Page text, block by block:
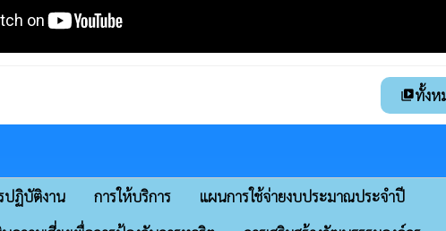
video_libraryทั้งห
ปฏิบัติงาน การให้บริการ
แผนการใช้จ่ายงบประมาณประจำปี